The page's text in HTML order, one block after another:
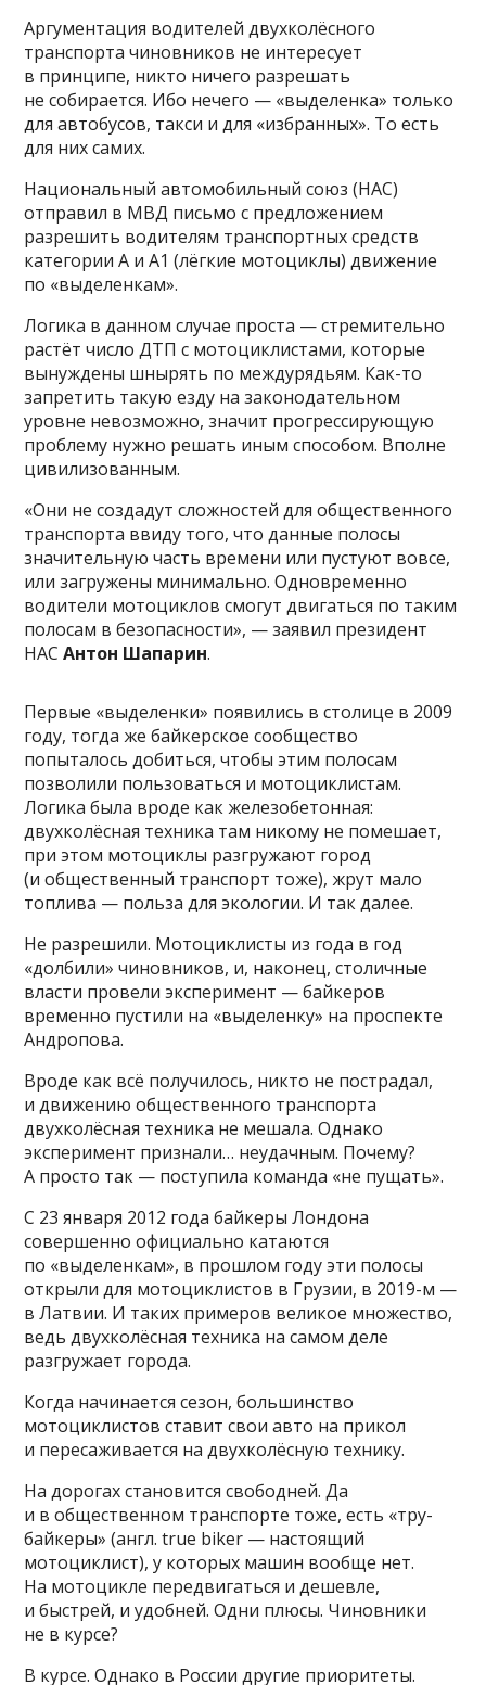
Аргументация водителей двухколёсного
транспорта чиновников не интересует
в принципе, никто ничего разрешать
не собирается. Ибо нечего — «выделенка» только
для автобусов, такси и для «избранных». То есть
для них самих.
Национальный автомобильный союз (НАС)
отправил в МВД письмо с предложением
разрешить водителям транспортных средств
категории А и А1 (лёгкие мотоциклы) движение
по «выделенкам».
Логика в данном случае проста — стремительно
растёт число ДТП с мотоциклистами, которые
вынуждены шнырять по междурядьям. Как-то
запретить такую езду на законодательном
уровне невозможно, значит прогрессирующую
проблему нужно решать иным способом. Вполне
цивилизованным.
«Они не создадут сложностей для общественного
транспорта ввиду того, что данные полосы
значительную часть времени или пустуют вовсе,
или загружены минимально. Одновременно
водители мотоциклов смогут двигаться по таким
полосам в безопасности», — заявил президент
НАСАнтон Шапарин.
Первые «выделенки» появились в столице в 2009
году, тогда же байкерское сообщество
попыталось добиться, чтобы этим полосам
позволили пользоваться и мотоциклистам.
Логика была вроде как железобетонная:
двухколёсная техника там никому не помешает,
при этом мотоциклы разгружают город
(и общественный транспорт тоже), жрут мало
топлива — польза для экологии. И так далее.
Не разрешили. Мотоциклисты из года в год
«долбили» чиновников, и, наконец, столичные
власти провели эксперимент — байкеров
временно пустили на «выделенку» на проспекте
Андропова.
Вроде как всё получилось, никто не пострадал,
и движению общественного транспорта
двухколёсная техника не мешала. Однако
эксперимент признали… неудачным. Почему?
А просто так — поступила команда «не пущать».
С 23 января 2012 года байкеры Лондона
совершенно официально катаются
по «выделенкам», в прошлом году эти полосы
открыли для мотоциклистов в Грузии, в 2019-м —
в Латвии. И таких примеров великое множество,
ведь двухколёсная техника на самом деле
разгружает города.
Когда начинается сезон, большинство
мотоциклистов ставит свои авто на прикол
и пересаживается на двухколёсную технику.
На дорогах становится свободней. Да
и в общественном транспорте тоже, есть «тру-
байкеры» (англ. true biker — настоящий
мотоциклист), у которых машин вообще нет.
На мотоцикле передвигаться и дешевле,
и быстрей, и удобней. Одни плюсы. Чиновники
не в курсе?
В курсе. Однако в России другие приоритеты.